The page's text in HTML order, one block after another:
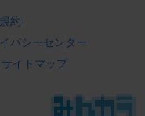
約
バシーセンター
サイトマップ